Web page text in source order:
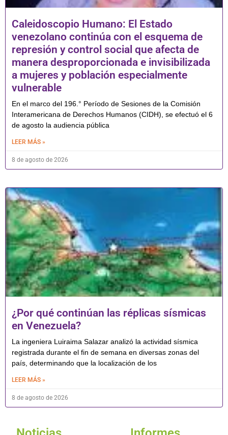
Caleidoscopio Humano: El Estado
venezolano continúa con el esquema de
represión y control social que afecta de
manera desproporcionada e invisibilizada
a mujeres y población especialmente
vulnerable
En el marco del 196.° Período de Sesiones de la Comisión
Interamericana de Derechos Humanos (CIDH), se efectuó el 6
de agosto la audiencia pública
LEER MÁS »
8 de agosto de 2026
¿Por qué continúan las réplicas sísmicas
en Venezuela?
La ingeniera Luiraima Salazar analizó la actividad sísmica
registrada durante el fin de semana en diversas zonas del
país, determinando que la localización de los
LEER MÁS »
8 de agosto de 2026